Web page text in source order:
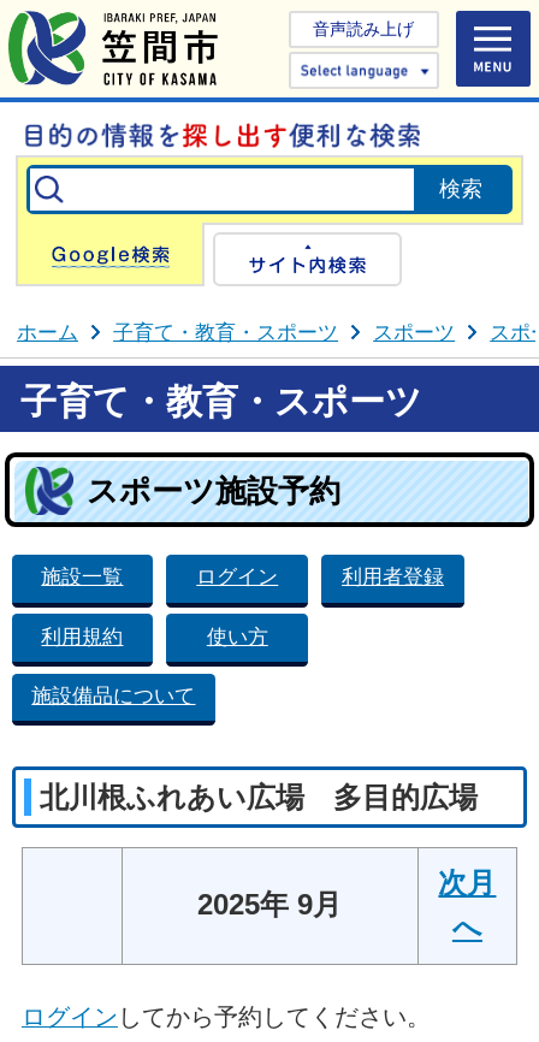
音声読み上げ
Select
Google検索
ホーム 子育て・教育・スポーツ スポーツ スポ
子育て・教育・スポーツ
スポーツ施設予約
施設一覧 ログイン 利用者登録
利用規約 使い方
施設備品について
北川根ふれあい広場 多目的広場
2025年 9月
次月
へ
ログイン してから予約してください。